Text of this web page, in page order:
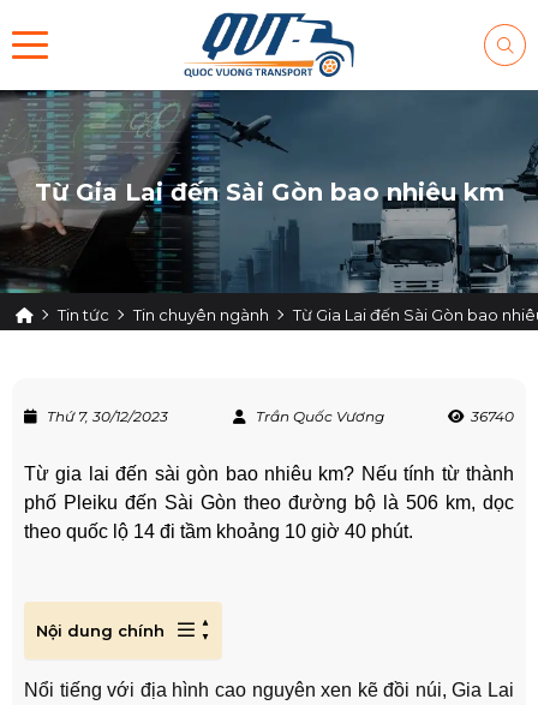
Từ Gia Lai đến Sài Gòn bao nhiêu km
Tin tức Tin chuyên ngành Từ Gia Lai đến Sài Gòn bao
Thứ 7, 30/12/2023 Trần Quốc Vương 36740
Từ gia lai đến sài gòn bao nhiêu km? Nếu tính từ thành
phố Pleiku đến Sài Gòn theo đường bộ là 506 km, dọc
theo quốc lộ 14 đi tầm khoảng 10 giờ 40 phút.
Nội dung chính
Nổi tiếng với địa hình cao nguyên xen kẽ đồi núi, Gia Lai